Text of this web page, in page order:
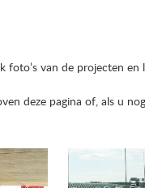
foto’s van de projecten
deze pagina of, als u